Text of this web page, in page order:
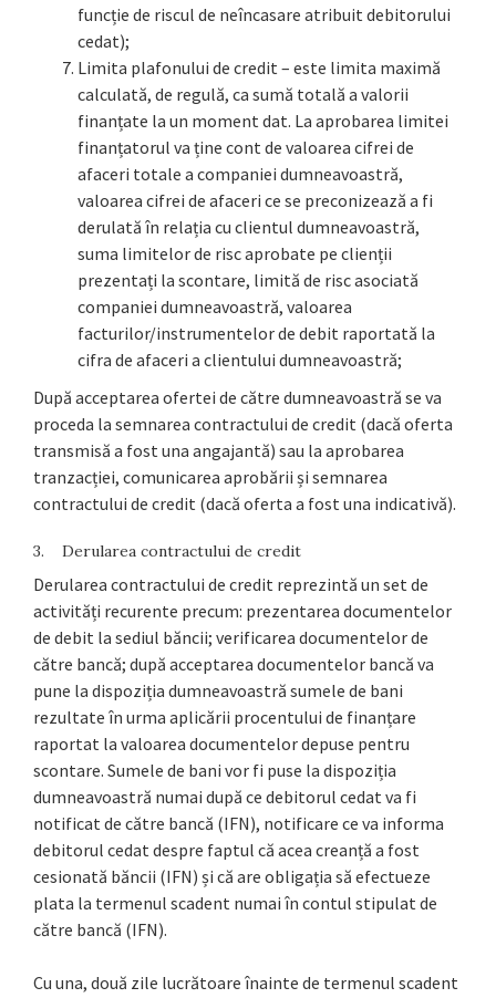
funcție de riscul de neîncasare atribuit debitorului
cedat);
Limita plafonului de credit – este limita maximă
calculată, de regulă, ca sumă totală a valorii
finanțate la un moment dat. La aprobarea limitei
finanțatorul va ține cont de valoarea cifrei de
afaceri totale a companiei dumneavoastră,
valoarea cifrei de afaceri ce se preconizează a fi
derulată în relația cu clientul dumneavoastră,
suma limitelor de risc aprobate pe clienții
prezentați la scontare, limită de risc asociată
companiei dumneavoastră, valoarea
facturilor/instrumentelor de debit raportată la
cifra de afaceri a clientului dumneavoastră;
După acceptarea ofertei de către dumneavoastră se va
proceda la semnarea contractului de credit (dacă oferta
transmisă a fost una angajantă) sau la aprobarea
tranzacției, comunicarea aprobării și semnarea
contractului de credit (dacă oferta a fost una indicativă).
3. Derularea contractului de credit
Derularea contractului de credit reprezintă un set de
activități recurente precum: prezentarea documentelor
de debit la sediul băncii; verificarea documentelor de
către bancă; după acceptarea documentelor bancă va
pune la dispoziția dumneavoastră sumele de bani
rezultate în urma aplicării procentului de finanțare
raportat la valoarea documentelor depuse pentru
scontare. Sumele de bani vor fi puse la dispoziția
dumneavoastră numai după ce debitorul cedat va fi
notificat de către bancă (IFN), notificare ce va informa
debitorul cedat despre faptul că acea creanță a fost
cesionată băncii (IFN) și că are obligația să efectueze
plata la termenul scadent numai în contul stipulat de
către bancă (IFN).
Cu una, două zile lucrătoare înainte de termenul scadent